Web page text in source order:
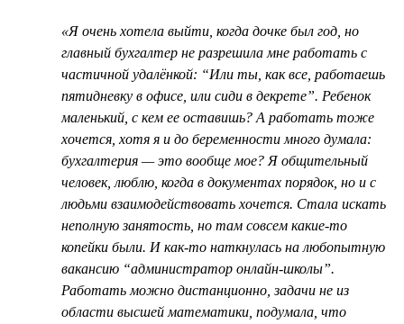
«Я очень хотела выйти, когда дочке был год, но
главный бухгалтер не разрешила мне работать с
частичной удалёнкой: “Или ты, как все, работаешь
пятидневку в офисе, или сиди в декрете”. Ребенок
маленький, с кем ее оставишь? А работать тоже
хочется, хотя я и до беременности много думала:
бухгалтерия — это вообще мое? Я общительный
человек, люблю, когда в документах порядок, но и с
людьми взаимодействовать хочется. Стала искать
неполную занятость, но там совсем какие-то
копейки были. И как-то наткнулась на любопытную
вакансию “администратор онлайн-школы”.
Работать можно дистанционно, задачи не из
области высшей математики, подумала, что